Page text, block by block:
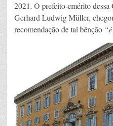
2021. O prefeito-emérito
Gerhard Ludwig Müller,
recomendação de tal bênção